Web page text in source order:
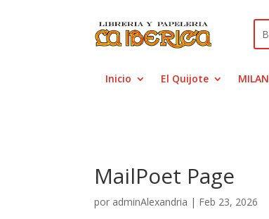
Inicio El Quijote MILAN
MailPoet Page
por adminAlexandria | Feb 23, 2026